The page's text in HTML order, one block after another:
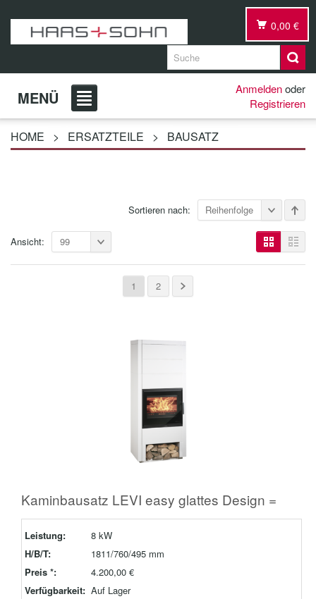
0,00 €
MENÜ Anmeldenoder
Registrieren
HOME > ERSATZTEILE > BAUSATZ
Sortieren nach: Reihenfolge
1 2
Ansicht: 99
Kaminbausatz LEVI easy glattes Design =
Leistung:
8 kW
H/B/T:
1811/760/495 mm
Preis *:
4.200,00 €
Verfügbarkeit: Auf Lager